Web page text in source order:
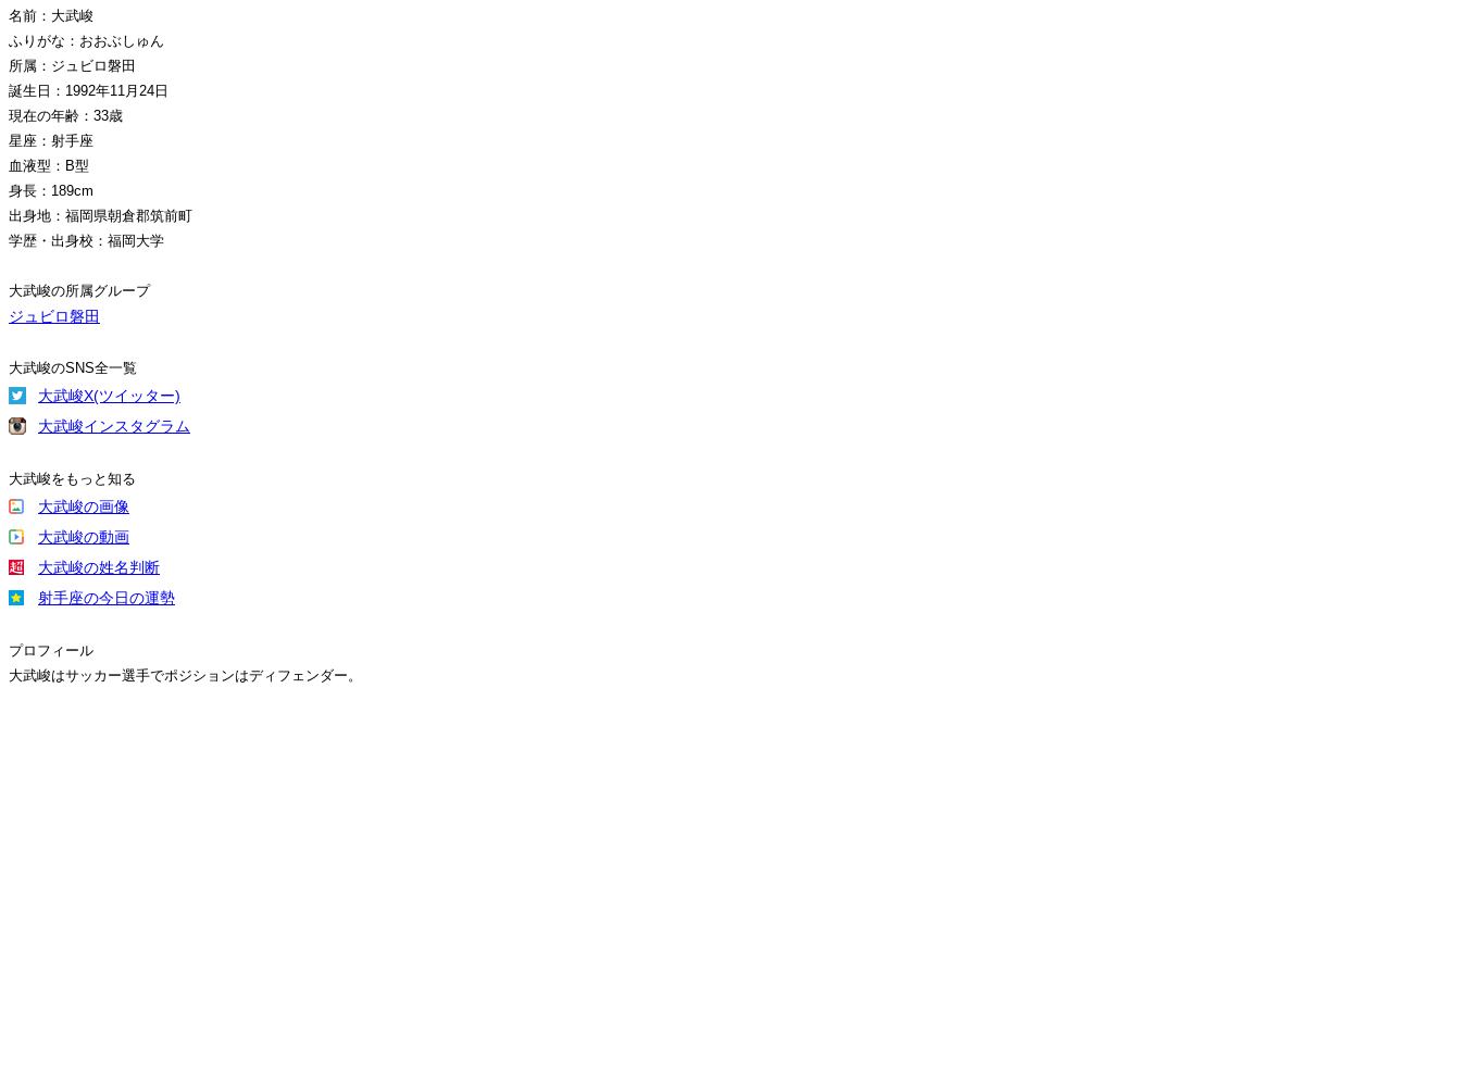
名前：大武峻
ふりがな：おおぶしゅん
所属：ジュビロ磐田
誕生日：1992年11月24日
現在の年齢：33歳
星座：射手座
血液型：B型
身長：189cm
出身地：福岡県朝倉郡筑前町
学歴・出身校：福岡大学
大武峻の所属グループ
ジュビロ磐田
大武峻のSNS全一覧
大武峻X(ツイッター)
大武峻インスタグラム
大武峻をもっと知る
大武峻の画像
大武峻の動画
大武峻の姓名判断
射手座の今日の運勢
プロフィール
大武峻はサッカー選手でポジションはディフェンダー。